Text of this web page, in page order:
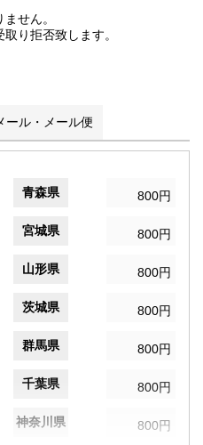
せん。
り拒否致します。
ール・メール便
青森県 800円
宮城県 800円
山形県 800円
茨城県 800円
群馬県 800円
千葉県 800円
神奈川県 800円